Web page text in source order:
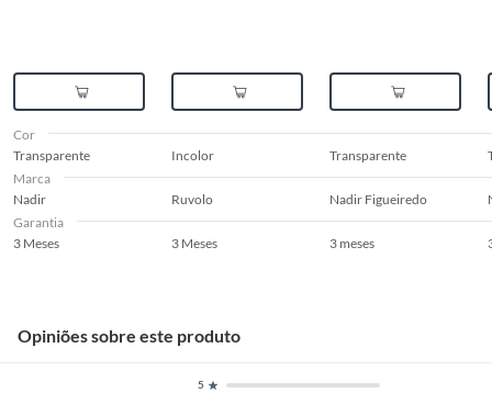
Cor
Transparente
Incolor Transparente
Marca
Nadir
Ruvolo Nadir Figueiredo
Garantia
3 Meses
3 Meses 3 meses
Opiniões sobre este produto
5